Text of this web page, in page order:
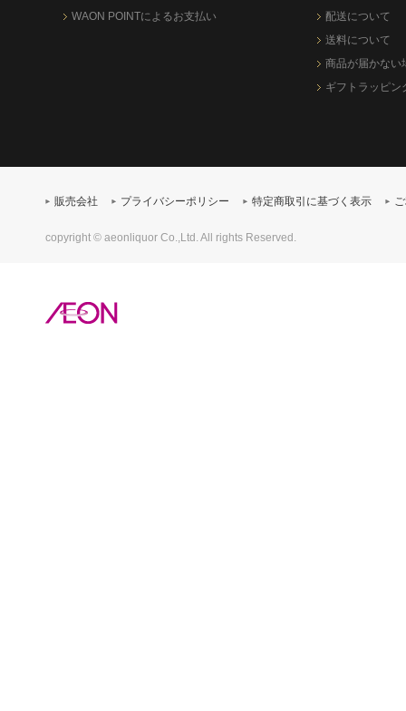
WAON POINTによるお支払い
配送について
送料について
商品が届かない
ギフトラッピン
販売会社 プライバシーポリシー 特定商取引に基づく表示
copyright © aeonliquor Co.,Ltd. All rights Reserved.